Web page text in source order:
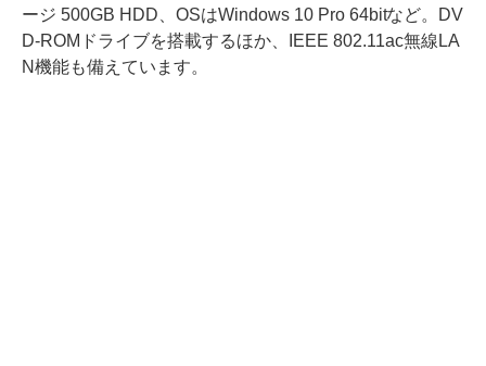
ージ 500GB HDD、OSはWindows 10 Pro 64bitなど。DV
D-ROMドライブを搭載するほか、IEEE 802.11ac無線LA
N機能も備えています。